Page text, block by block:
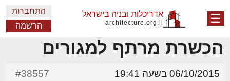
☰ אדריכלות ובניה בישראל
architecture.org.il
התחברות
הרשמה
הכשרת מרתף למגורים
06/10/2015 בשעה 19:41 #38557